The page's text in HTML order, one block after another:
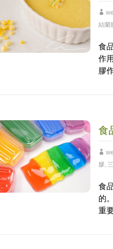
結蘭
食
作
膠
食
膠,
食
的
重